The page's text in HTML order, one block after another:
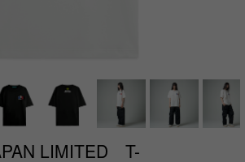
LIMITED T-